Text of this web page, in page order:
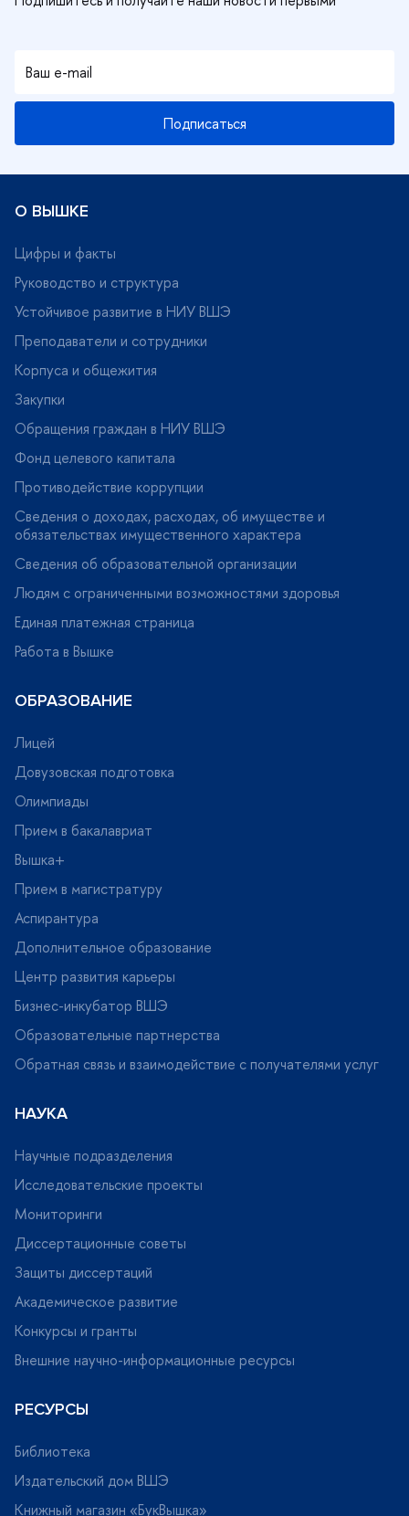
Подписаться
О ВЫШКЕ
Цифры и факты
Руководство и структура
Устойчивое развитие в НИУ ВШЭ
Преподаватели и сотрудники
Корпуса и общежития
Закупки
Обращения граждан в НИУ ВШЭ
Фонд целевого капитала
Противодействие коррупции
Сведения о доходах, расходах, об имуществе и
обязательствах имущественного характера
Сведения об образовательной организации
Людям с ограниченными возможностями здоровья
Единая платежная страница
Работа в Вышке
ОБРАЗОВАНИЕ
Лицей
Довузовская подготовка
Олимпиады
Прием в бакалавриат
ышка+
Прием в магистратуру
Аспирантура
Дополнительное образование
Центр развития карьеры
Бизнес-инкубатор ВШЭ
Образовательные партнерства
Обратная связь и взаимодействие с получателями услу
НАУКА
Научные подразделения
Исследовательские проекты
Мониторинги
Диссертационные советы
Защиты диссертаций
Академическое развитие
Конкурсы и гранты
нешние научно-информационные ресурсы
РЕСУРСЫ
Библиотека
Издательский дом ВШЭ
Книжный магазин «БукВышка»